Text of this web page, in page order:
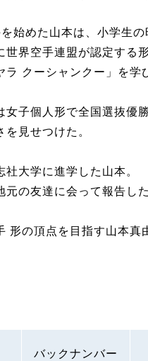
始めた山本は、小学生の
世界空手連盟が認定する
ラ クーシャンクー」を学
女子個人形で全国選抜優
を見せつけた。
社大学に進学した山本。
元の友達に会って報告し
形の頂点を目指す山本真
バックナンバー